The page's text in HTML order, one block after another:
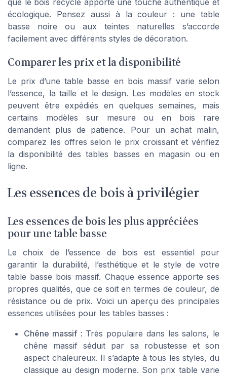
écologique. Pensez aussi à la couleur : une table
basse noire ou aux teintes naturelles s’accorde
facilement avec différents styles de décoration.
Comparer les prix et la disponibilité
Le prix d’une table basse en bois massif varie selon
l’essence, la taille et le design. Les modèles en stock
peuvent être expédiés en quelques semaines, mais
certains modèles sur mesure ou en bois rare
demandent plus de patience. Pour un achat malin,
comparez les offres selon le prix croissant et vérifiez
la disponibilité des tables basses en magasin ou en
ligne.
Les essences de bois à privilégier
Les essences de bois les plus appréciées
pour une table basse
Le choix de l’essence de bois est essentiel pour
garantir la durabilité, l’esthétique et le style de votre
table basse bois massif. Chaque essence apporte ses
propres qualités, que ce soit en termes de couleur, de
résistance ou de prix. Voici un aperçu des principales
essences utilisées pour les tables basses :
Chêne massif: Très populaire dans les salons, le
chêne massif séduit par sa robustesse et son
aspect chaleureux. Il s’adapte à tous les styles, du
classique au design moderne. Son prix table varie